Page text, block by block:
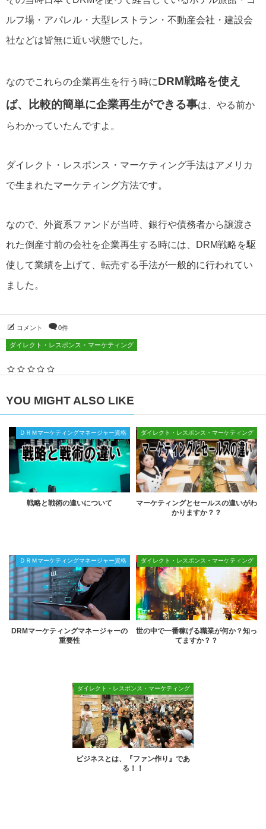
ルフ場・アパレル・大型レストラン・不動産会社・建設会
社などは皆無に近い状態でした。
なのでこれらの企業再生を行う時にDRM戦略を使え
ば、比較的簡単に企業再生ができる事は、やる前か
らわかっていたんですよ。
ダイレクト・レスポンス・マーケティング手法はアメリカ
で生まれたマーケティング方法です。
なので、外資系ファンドが当時、銀行や債務者から譲渡さ
れた倒産寸前の会社を企業再生する時には、DRM戦略を駆
使して業績を上げて、転売する手法が一般的に行われてい
ました。
コメント 0件
ダイレクト・レスポンス・マーケティング
YOU MIGHT ALSO LIKE
ＤＲＭマーケティングマネージャー資格
戦略と戦術の違いについて
ダイレクト・レスポンス・マーケティング
マーケティングとセールスの違いがわ
かりますか？？
ＤＲＭマーケティングマネージャー資格
DRMマーケティングマネージャーの
重要性
ダイレクト・レスポンス・マーケティング
世の中で一番稼げる職業が何か？知っ
てますか？？
ダイレクト・レスポンス・マーケティング
ビジネスとは、『ファン作り』であ
る！！